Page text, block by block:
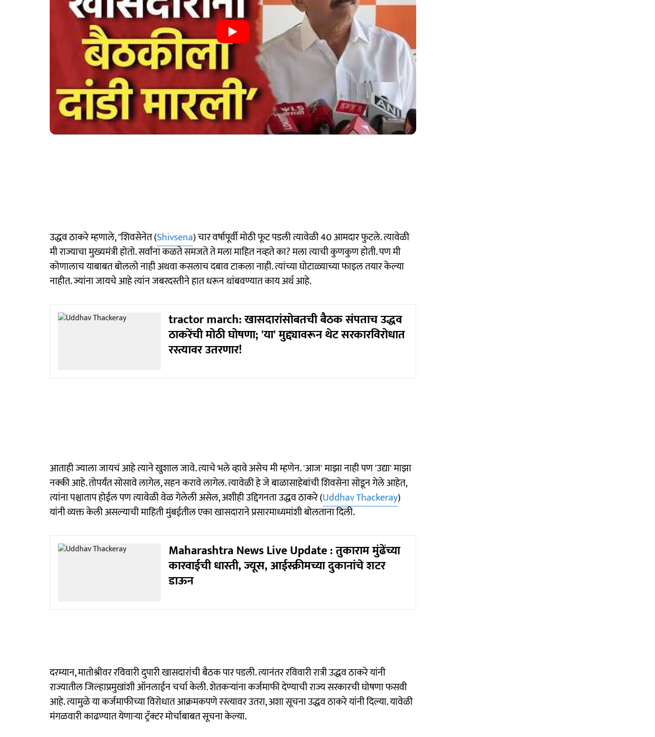
उद्धव ठाकरे म्हणाले, "शिवसेनेत (Shivsena) चार वर्षापूर्वी मोठी फूट पडली त्यावेळी 40 आमदार फुटले. त्यावेळी
मी राज्याचा मुख्यमंत्री होतो. सर्वांना कळते समजते ते मला माहित नव्हते का? मला त्याची कुणकुण होती. पण मी
कोणालाच याबाबत बोललो नाही अथवा कसलाच दबाव टाकला नाही. त्यांच्या घोटाळ्याच्या फाइल तयार केल्या
नाहीत. ज्यांना जायचे आहे त्यांन जबरदस्तीने हात धरून थांबवण्यात काय अर्थ आहे.
tractor march: खासदारांसोबतची बैठक संपताच उद्धव
ठाकरेंची मोठी घोषणा; 'या' मुद्द्यावरून थेट सरकारविरोधात
रस्त्यावर उतरणार!
आताही ज्याला जायचं आहे त्याने खुशाल जावे. त्याचे भले व्हावे असेच मी म्हणेन. 'आज' माझा नाही पण 'उद्या' माझा
नक्की आहे. तोपर्यंत सोसावे लागेल, सहन करावे लागेल. त्यावेळी हे जे बाळासाहेबांची शिवसेना सोडून गेले आहेत,
त्यांना पश्चाताप होईल पण त्यावेळी वेळ गेलेली असेल, अशीही उद्दिगनता उद्धव ठाकरे (Uddhav Thackeray)
यांनी व्यक्त केली असल्याची माहिती मुंबईतील एका खासदाराने प्रसारमाध्यमांशी बोलताना दिली.
Maharashtra News Live Update : तुकाराम मुंढेंच्या
कारवाईची धास्ती, ज्यूस, आईस्क्रीमच्या दुकानांचे शटर
डाऊन
दरम्यान, मातोश्रीवर रविवारी दुपारी खासदारांची बैठक पार पडली. त्यानंतर रविवारी रात्री उद्धव ठाकरे यांनी
राज्यातील जिल्हाप्रमुखांशी ऑनलाईन चर्चा केली. शेतकऱ्यांना कर्जमाफी देण्याची राज्य सरकारची घोषणा फसवी
आहे. त्यामुळे या कर्जमाफीच्या विरोधात आक्रमकपणे रस्त्यावर उतरा, अशा सूचना उद्धव ठाकरे यांनी दिल्या. यावेळी
मंगळवारी काढण्यात येणाऱ्या ट्रॅक्टर मोर्चाबाबत सूचना केल्या.